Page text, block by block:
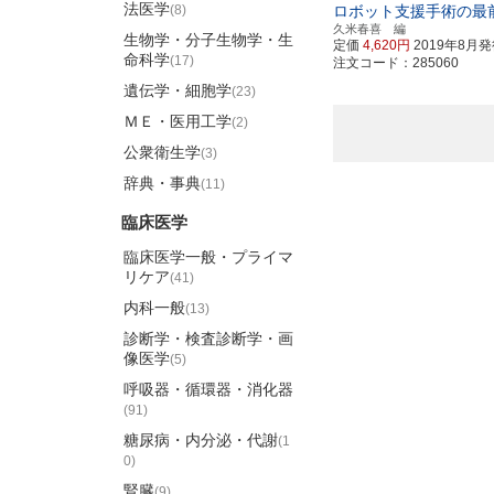
ロボット支援手術の最
久米春喜 編
定価 4,620円 2019年8月発
注文コード：285060
法医学(8)
生物学・分子生物学・生
命科学(17)
遺伝学・細胞学(23)
ＭＥ・医用工学(2)
公衆衛生学(3)
辞典・事典(11)
臨床医学
臨床医学一般・プライマ
リケア(41)
内科一般(13)
診断学・検査診断学・画
像医学(5)
呼吸器・循環器・消化器
(91)
糖尿病・内分泌・代謝(1
0)